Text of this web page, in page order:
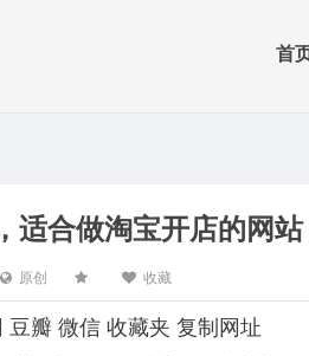
首
适合做淘宝开店的网站
原创 收藏
豆瓣 微信 收藏夹 复制网址